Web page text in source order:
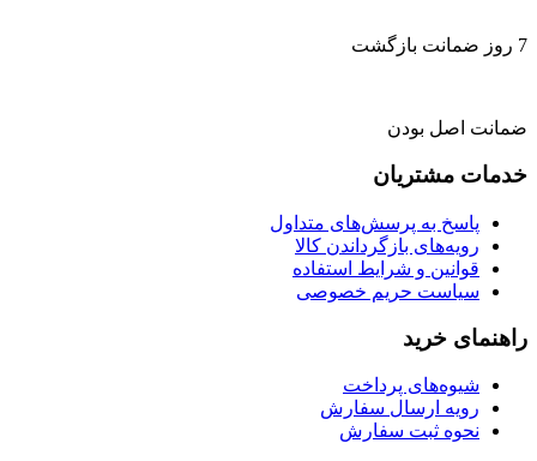
7 روز ضمانت بازگشت
ضمانت اصل بودن
خدمات مشتریان
پاسخ به پرسش‌های متداول
رویه‌های بازگرداندن کالا
قوانین و شرایط استفاده
سیاست حریم خصوصی
راهنمای خرید
شیوه‌های پرداخت
رویه ارسال سفارش
نحوه ثبت سفارش